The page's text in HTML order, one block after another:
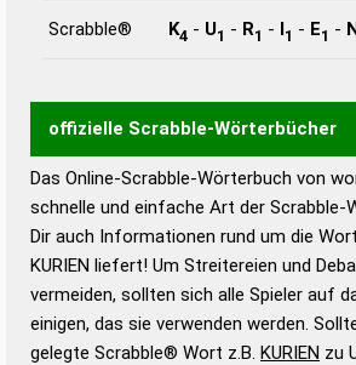
Scrabble® K4 - U1 - R1 - I1 - E1 -
offizielle Scrabble-Wörterbücher
Wortwurzel liefert mit Hilfe eines
Wortanalyse-Algorithmus gute
Wortbedeutung, Worttrennung und
Gültigkeit eines Wortes für das
bestimmen!
zugelassene Turnier
Wörterbücher sind:
Das Online-Scrabble-Wörterbuch von
schnelle und einfache Art der Scrabble-
Dir auch Informationen rund um die
KURIEN liefert! Um Streitereien und
vermeiden, sollten sich alle Spieler auf
einigen, das sie verwenden werden.
gelegte Scrabble® Wort z.B. KURIEN zu